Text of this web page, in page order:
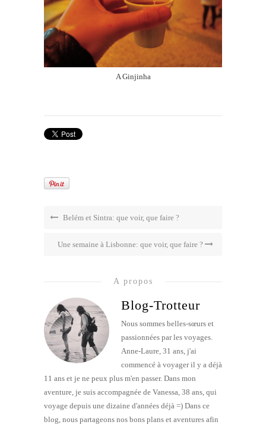
A Ginjinha
Belém et Sintra: que voir, que faire ?
Une semaine à Lisbonne: que voir, que faire ?
A propos
Blog-Trotteur
Nous sommes belles-sœurs et
passionnées par les voyages.
Anne-Laure, 31 ans, j'ai
commencé à voyager il y a déjà
11 ans et je ne peux plus m'en passer. Dans mon
aventure, je suis accompagnée de Vanessa, 38 ans, qui
voyage depuis une dizaine d'années déjà =) Dans ce
blog, nous partageons nos bons plans et aventures afin